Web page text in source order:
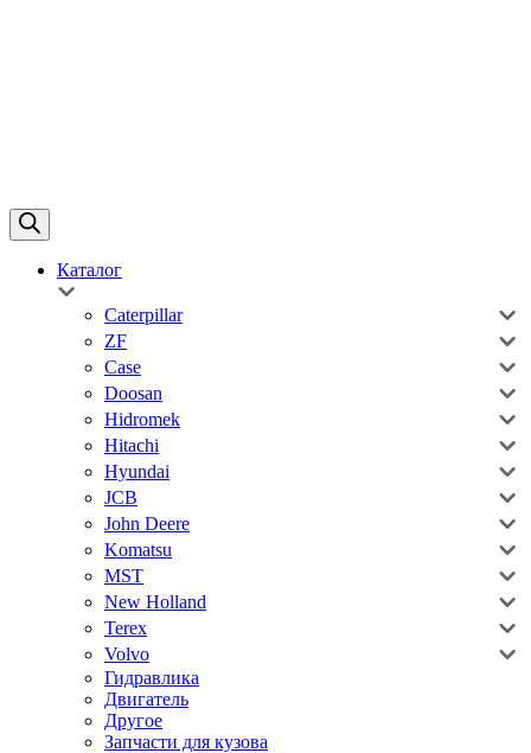
Каталог
Caterpillar
ZF
Case
Doosan
Hidromek
Hitachi
Hyundai
JCB
John Deere
Komatsu
MST
New Holland
Terex
Volvo
Гидравлика
Двигатель
Другое
Запчасти для кузова